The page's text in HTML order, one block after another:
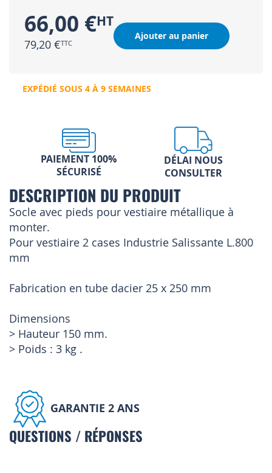
66,00 €
79,20 €
Ajouter au panier
EXPÉDIÉ SOUS 4 À 9 SEMAINES
PAIEMENT 100%
SÉCURISÉ
DÉLAI NOUS
CONSULTER
DESCRIPTION DU PRODUIT
Socle avec pieds pour vestiaire métallique à
monter.
Pour vestiaire 2 cases Industrie Salissante L.800
mm
Fabrication en tube dacier 25 x 250 mm
Dimensions
> Hauteur 150 mm.
> Poids : 3 kg .
GARANTIE 2 ANS
QUESTIONS / RÉPONSES